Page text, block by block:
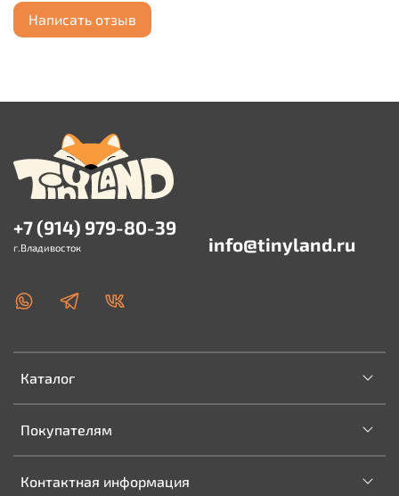
Написать отзыв
Каталог
Покупателям
Контактная информация
+7 (914) 979-80-39
г.Владивосток info@tinyland.ru